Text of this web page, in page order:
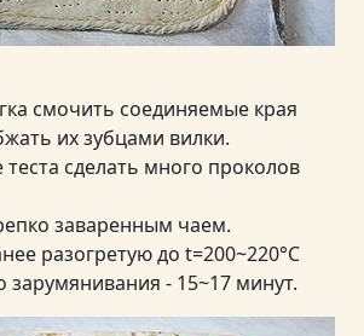
смочить соединяемые края
их зубцами вилки.
теста сделать много проколов
заваренным чаем.
разогретую до t=200~220°C
зарумянивания - 15~17 минут.